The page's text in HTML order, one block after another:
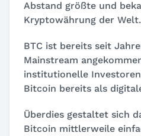
Abstand größte und
Kryptowährung der Welt.
BTC ist bereits seit
Mainstream
institutionelle Investoren
Bitcoin bereits als
Überdies gestaltet sich
Bitcoin mittlerweile